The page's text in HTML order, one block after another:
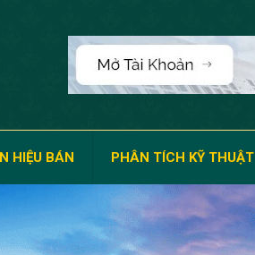
HIỆU BÁN PHÂN TÍCH KỸ THUẬT